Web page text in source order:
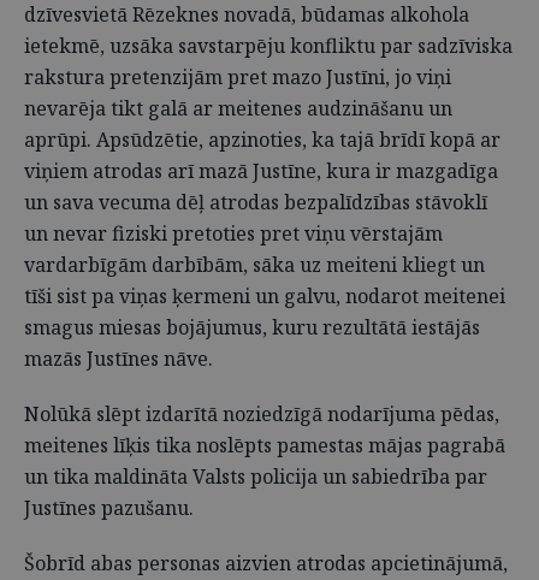
dzīvesvietā Rēzeknes novadā, būdamas alkohola
ietekmē, uzsāka savstarpēju konfliktu par sadzīviska
rakstura pretenzijām pret mazo Justīni, jo viņi
nevarēja tikt galā ar meitenes audzināšanu un
aprūpi. Apsūdzētie, apzinoties, ka tajā brīdī kopā ar
viņiem atrodas arī mazā Justīne, kura ir mazgadīga
un sava vecuma dēļ atrodas bezpalīdzības stāvoklī
un nevar fiziski pretoties pret viņu vērstajām
vardarbīgām darbībām, sāka uz meiteni kliegt un
tīši sist pa viņas ķermeni un galvu, nodarot meitenei
smagus miesas bojājumus, kuru rezultātā iestājās
mazās Justīnes nāve.
Nolūkā slēpt izdarītā noziedzīgā nodarījuma pēdas,
meitenes līķis tika noslēpts pamestas mājas pagrabā
un tika maldināta Valsts policija un sabiedrība par
Justīnes pazušanu.
Šobrīd abas personas aizvien atrodas apcietinājumā,